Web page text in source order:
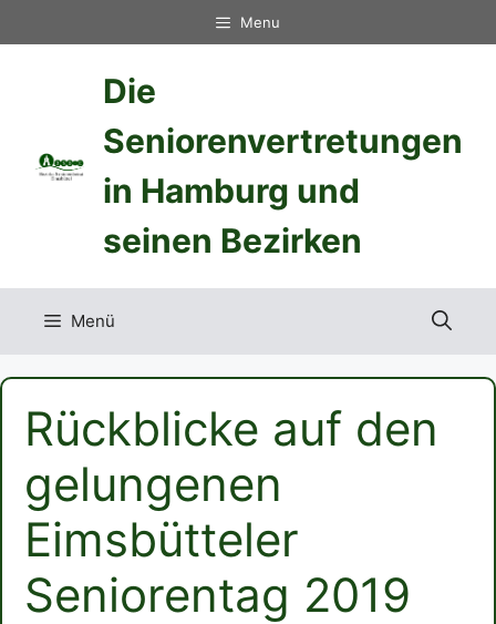
Inhalt
Menu
Die
Seniorenvertretungen
in Hamburg und
seinen Bezirken
Menü
Rückblicke auf den
gelungenen
Eimsbütteler
Seniorentag 2019